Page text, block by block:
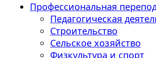
Профессиональная
Педагогическая
Строительство
Сельское хозяйство
Физкультура и спорт